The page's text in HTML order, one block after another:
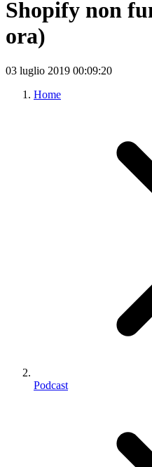
Shopify non
ora)
03 luglio 2019 00:09:20
Home
Podcast